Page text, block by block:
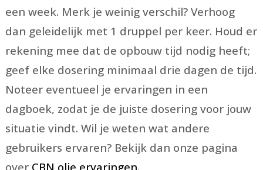
een week. Merk je weinig verschil? Verhoog
dan geleidelijk met 1 druppel per keer. Houd er
rekening mee dat de opbouw tijd nodig heeft;
geef elke dosering minimaal drie dagen de tijd.
Noteer eventueel je ervaringen in een
dagboek, zodat je de juiste dosering voor jouw
situatie vindt. Wil je weten wat andere
gebruikers ervaren? Bekijk dan onze pagina
over CBN olie ervaringen.